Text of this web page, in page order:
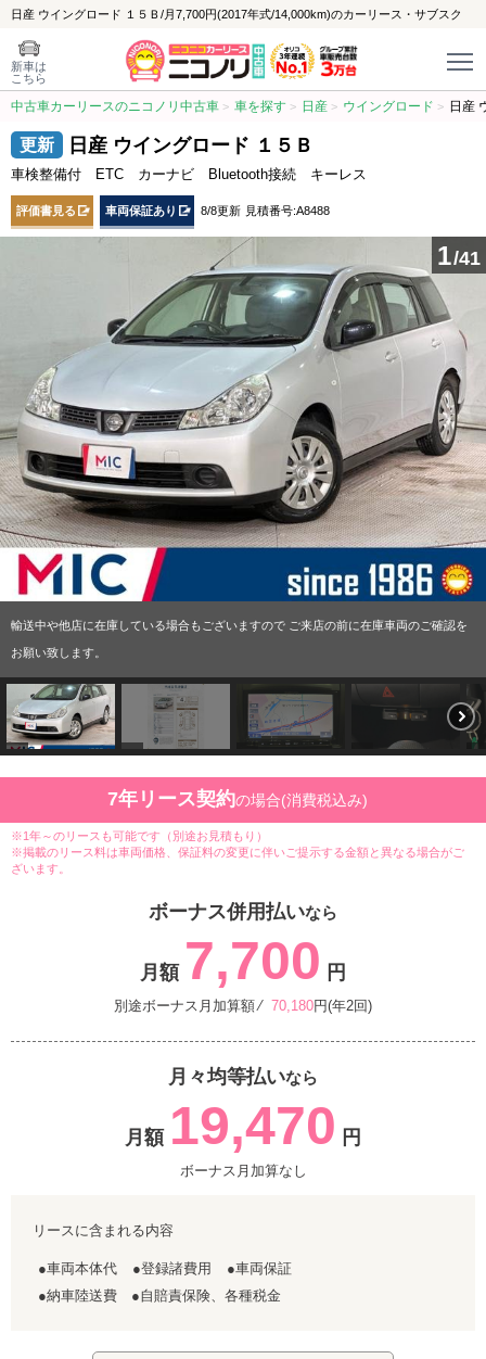
日産 ウイングロード １５Ｂ/月7,700円(2017年式/14,000km)のカーリース・サブスク
新車は
こちら
中古車カーリースのニコノリ中古車 車を探す 日産 ウイングロード 日産
日産 ウイングロード １５Ｂ
車検整備付 ETC カーナビ Bluetooth接続 キーレス
評価書見る 車両保証あり 8/8更新 見積番号:A8488
1/41
輸送中や他店に在庫している場合もございますので ご来店の前に在庫車両のご確認を
お願い致します。
7年リース契約の場合(消費税込み)
※1年～のリースも可能です（別途お見積もり）
※掲載のリース料は車両価格、保証料の変更に伴いご提示する金額と異なる場合がご
ざいます。
ボーナス併用払いなら
月額 7,700 円
別途ボーナス月加算額 ⁄ 70,180円(年2回)
月々均等払いなら
月額 19,470 円
ボーナス月加算なし
リースに含まれる内容
●車両本体代 ●登録諸費用
●車両保証
●納車陸送費 ●自賠責保険、各種税金